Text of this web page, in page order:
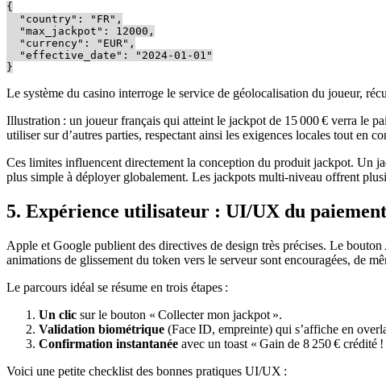
{
  "country": "FR",
  "max_jackpot": 12000,
  "currency": "EUR",
  "effective_date": "2024-01-01"
Le système du casino interroge le service de géolocalisation du joueur,
Illustration : un joueur français qui atteint le jackpot de 15 000 € verra le
utiliser sur d’autres parties, respectant ainsi les exigences locales tout en
Ces limites influencent directement la conception du produit jackpot. Un
plus simple à déployer globalement. Les jackpots multi‑niveau offrent
5. Expérience utilisateur : UI/UX du
Apple et Google publient des directives de design très précises. Le
animations de glissement du token vers le serveur sont encouragées, de
Le parcours idéal se résume en trois étapes :
Un clic sur le bouton « Collecter mon jackpot ».
Validation biométrique (Face ID, empreinte) qui s’affiche en
Confirmation instantanée avec un toast « Gain de 8 250 € crédité !
Voici une petite checklist des bonnes pratiques UI/UX :